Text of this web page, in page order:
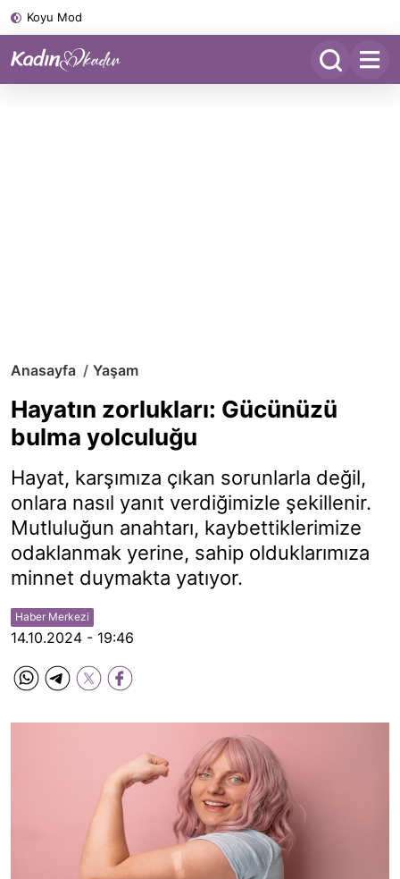
Koyu Mod
Anasayfa Yaşam
Hayatın zorlukları: Gücünüzü
bulma yolculuğu
Hayat, karşımıza çıkan sorunlarla değil,
onlara nasıl yanıt verdiğimizle şekillenir.
Mutluluğun anahtarı, kaybettiklerimize
odaklanmak yerine, sahip olduklarımıza
minnet duymakta yatıyor.
Haber Merkezi
14.10.2024 - 19:46